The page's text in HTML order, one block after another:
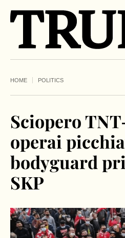
HOME POLITICS
Sciopero
operai
bodyguard
SKP